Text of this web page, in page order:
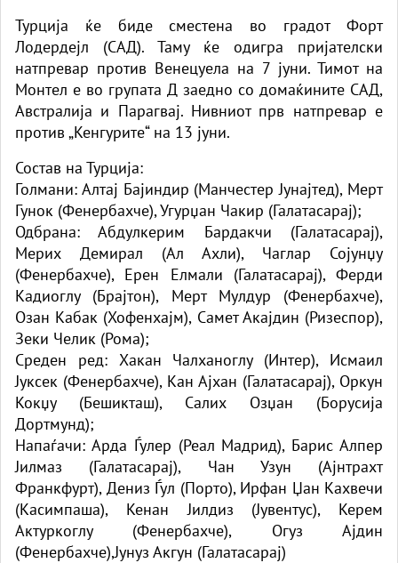
Турција ќе биде сместена во градот Форт
Лодердејл (САД). Таму ќе одигра пријателски
натпревар против Венецуела на 7 јуни. Тимот на
Монтел е во групата Д заедно со домаќините САД,
Австралија и Парагвај. Нивниот прв натпревар е
против „Кенгурите“ на 13 јуни.
Состав на Турција:
Голмани: Алтај Бајиндир (Манчестер Јунајтед), Мерт
Гунок (Фенербахче), Угурџан Чакир (Галатасарај);
Одбрана: Абдулкерим Бардакчи (Галатасарај),
Мерих Демирал (Ал Ахли), Чаглар Сојунџу
(Фенербахче), Ерен Елмали (Галатасарај), Ферди
Кадиоглу (Брајтон), Мерт Мулдур (Фенербахче),
Озан Кабак (Хофенхајм), Самет Акајдин (Ризеспор),
Зеки Челик (Рома);
Среден ред: Хакан Чалханоглу (Интер), Исмаил
Јуксек (Фенербахче), Кан Ајхан (Галатасарај), Оркун
Кокџу (Бешикташ), Салих Озџан (Борусија
Дортмунд);
Напаѓачи: Арда Ѓулер (Реал Мадрид), Барис Алпер
Јилмаз (Галатасарај), Чан Узун (Ајнтрахт
Франкфурт), Дениз Ѓул (Порто), Ирфан Џан Кахвечи
(Касимпаша), Кенан Јилдиз (Јувентус), Керем
Актуркоглу (Фенербахче), Огуз Ајдин
(Фенербахче),Јунуз Акгун (Галатасарај)